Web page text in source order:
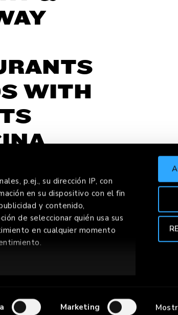
p.ej., su dirección IP, con
en su dispositivo con el fin
y contenido,
de seleccionar quién usa sus
en cualquier momento
características específicas
Marketing
WITH